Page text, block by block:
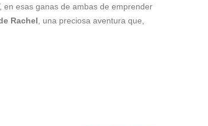
esas ganas de ambas de emprender
Rachel , una preciosa aventura que,